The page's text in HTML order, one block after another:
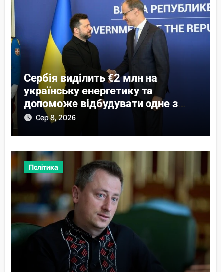
Сербія виділить €2 млн на
українську енергетику та
допоможе відбудувати одне з
містСер 8, 2026
Політика